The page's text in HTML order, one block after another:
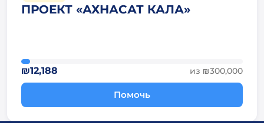
ПРОЕКТ «АХНАСАТ КАЛА»
₪12,188 из ₪300,000
Помочь